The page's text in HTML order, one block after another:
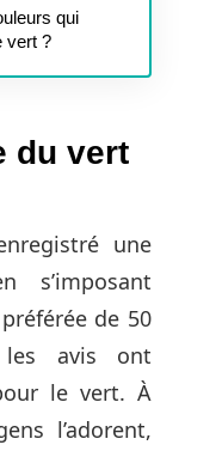
qui
vert ?
du vert
une
s’imposant
de 50
avis ont
le vert. À
l’adorent,